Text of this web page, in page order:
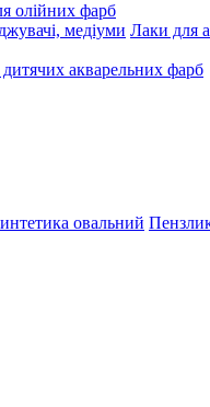
олійних фарб
медіуми Лаки для
акварельних фарб
овальний